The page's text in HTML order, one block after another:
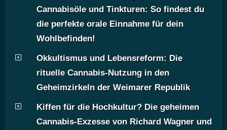
Cannabisöle und Tinkturen: So findest du
die perfekte orale Einnahme für dein
Wohlbefinden!
Okkultismus und Lebensreform: Die
rituelle Cannabis-Nutzung in den
Geheimzirkeln der Weimarer Republik
Kiffen für die Hochkultur? Die geheimen
Cannabis-Exzesse von Richard Wagner und